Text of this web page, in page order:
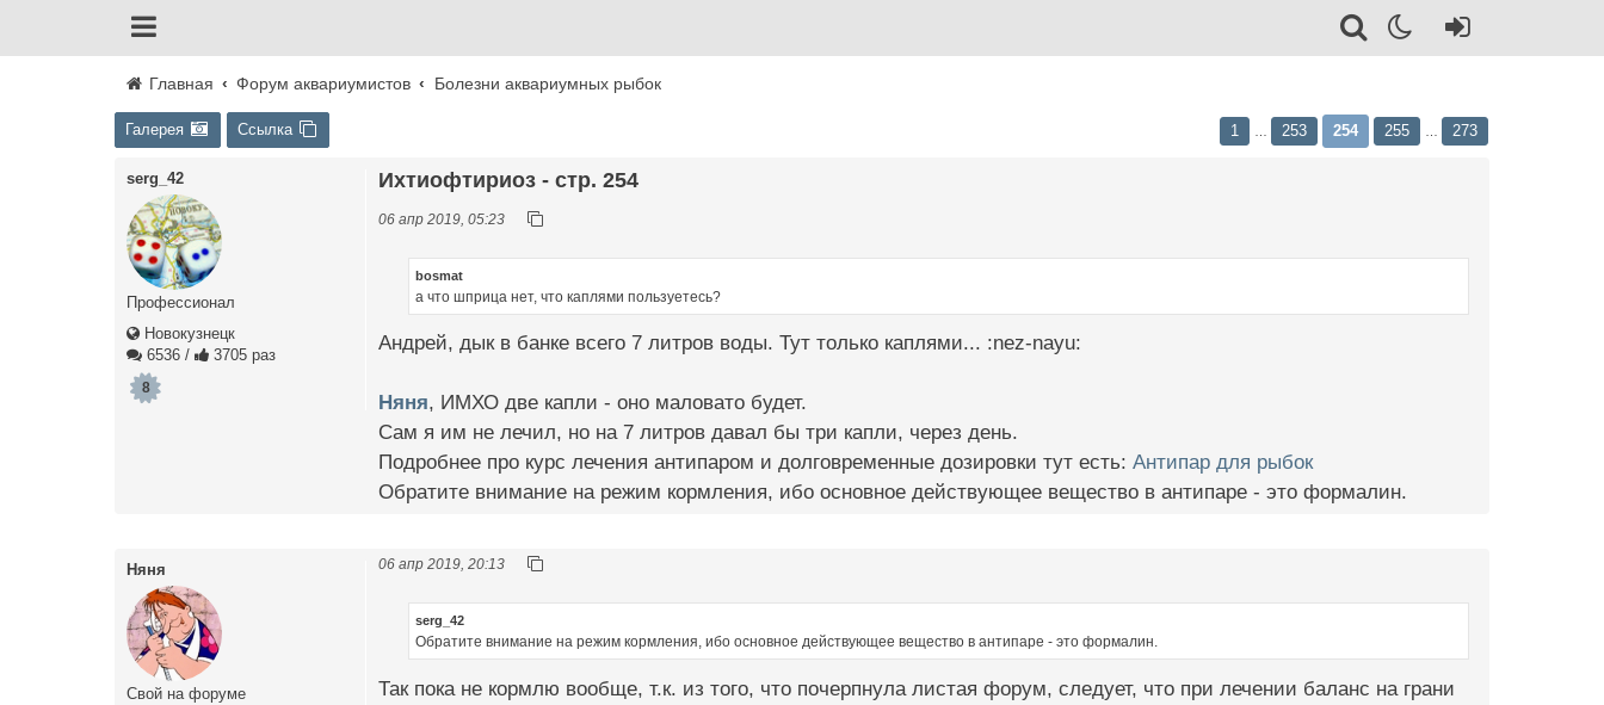
Главная Форум аквариумистов Болезни аквариумных рыбок
Галерея Ссылка 1 253 254 255 273
serg_42
Профессионал
Новокузнецк
6536 / 3705 раз
8
Ихтиофтириоз - стр. 254
06 апр 2019, 05:23
bosmat
а что шприца нет, что каплями пользуетесь?
Андрей, дык в банке всего 7 литров воды. Тут только каплями... :nez-nayu:
Няня, ИМХО две капли - оно маловато будет.
Сам я им не лечил, но на 7 литров давал бы три капли, через день.
Подробнее про курс лечения антипаром и долговременные дозировки тут есть: Антипар для рыбок
Обратите внимание на режим кормления, ибо основное действующее вещество в антипаре - это формалин.
Няня
Свой на форуме
06 апр 2019, 20:13
serg_42
Обратите внимание на режим кормления, ибо основное действующее вещество в антипаре - это формалин.
Так пока не кормлю вообще, т.к. из того, что почерпнула листая форум, следует, что при лечении баланс на грани